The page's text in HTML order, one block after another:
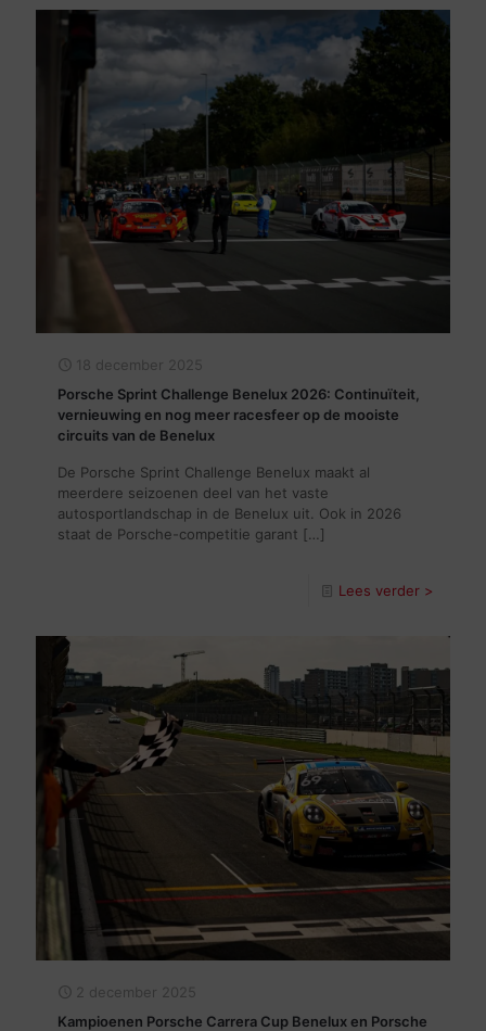
18 december 2025
Porsche Sprint Challenge Benelux 2026: Continuïteit,
vernieuwing en nog meer racesfeer op de mooiste
circuits van de Benelux
De Porsche Sprint Challenge Benelux maakt al
meerdere seizoenen deel van het vaste
autosportlandschap in de Benelux uit. Ook in 2026
staat de Porsche-competitie garant […]
Lees verder >
2 december 2025
Kampioenen Porsche Carrera Cup Benelux en Porsche